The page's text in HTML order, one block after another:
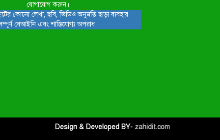
যোগাযোগ করুন।
কোনো লেখা, ছবি, ভিডিও অনুমতি ছাড়া ব্যবহার
বেআইনি এবং শাস্তিযোগ্য অপরাধ।
Design & Developed BY- zahidit.com